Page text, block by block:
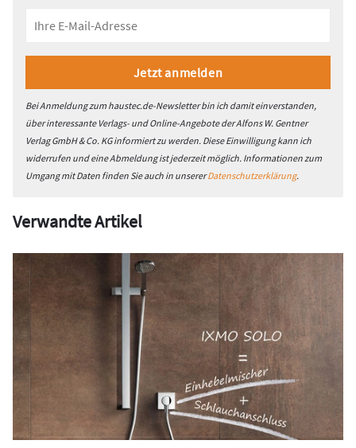
Bei Anmeldung zum haustec.de-Newsletter bin ich damit einverstanden,
über interessante Verlags- und Online-Angebote der Alfons W. Gentner
Verlag GmbH & Co. KG informiert zu werden. Diese Einwilligung kann ich
widerrufen und eine Abmeldung ist jederzeit möglich. Informationen zum
Umgang mit Daten finden Sie auch in unsererDatenschutzerklärung.
Verwandte Artikel